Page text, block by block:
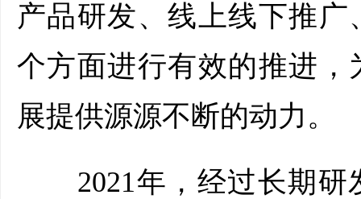
产品研发、线上线下推
个方面进行有效的推进
展提供源源不断的动力。
2021年，经过长期研